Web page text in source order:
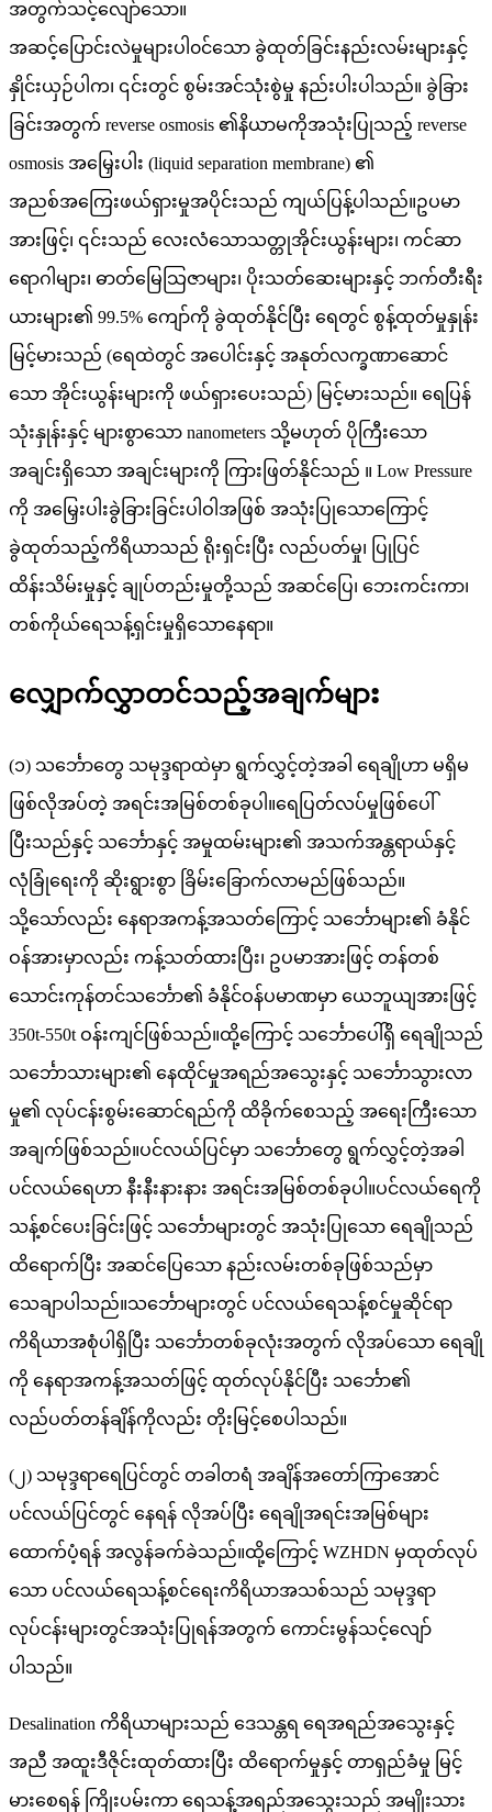
အတွက်သင့်လျော်သော။
အဆင့်ပြောင်းလဲမှုများပါ၀င်သော ခွဲထုတ်ခြင်းနည်းလမ်းများနှင့်
နှိုင်းယှဉ်ပါက၊ ၎င်းတွင် စွမ်းအင်သုံးစွဲမှု နည်းပါးပါသည်။ ခွဲခြား
ခြင်းအတွက် reverse osmosis ၏နိယာမကိုအသုံးပြုသည့် reverse
osmosis အမြှေးပါး (liquid separation membrane) ၏
အညစ်အကြေးဖယ်ရှားမှုအပိုင်းသည် ကျယ်ပြန့်ပါသည်။ဥပမာ
အားဖြင့်၊ ၎င်းသည် လေးလံသောသတ္တုအိုင်းယွန်းများ၊ ကင်ဆာ
ရောဂါများ၊ ဓာတ်မြေသြဇာများ၊ ပိုးသတ်ဆေးများနှင့် ဘက်တီးရီး
ယားများ၏ 99.5% ကျော်ကို ခွဲထုတ်နိုင်ပြီး ရေတွင် စွန့်ထုတ်မှုနှုန်း
မြင့်မားသည် (ရေထဲတွင် အပေါင်းနှင့် အနုတ်လက္ခဏာဆောင်
သော အိုင်းယွန်းများကို ဖယ်ရှားပေးသည်) မြင့်မားသည်။ ရေပြန်
သုံးနှုန်းနှင့် များစွာသော nanometers သို့မဟုတ် ပိုကြီးသော
အချင်းရှိသော အချင်းများကို ကြားဖြတ်နိုင်သည် ။ Low Pressure
ကို အမြှေးပါးခွဲခြားခြင်းပါဝါအဖြစ် အသုံးပြုသောကြောင့်
ခွဲထုတ်သည့်ကိရိယာသည် ရိုးရှင်းပြီး လည်ပတ်မှု၊ ပြုပြင်
ထိန်းသိမ်းမှုနှင့် ချုပ်တည်းမှုတို့သည် အဆင်ပြေ၊ ဘေးကင်းကာ၊
တစ်ကိုယ်ရေသန့်ရှင်းမှုရှိသောနေရာ။
လျှောက်လွှာတင်သည့်အချက်များ
(၁) သင်္ဘောတွေ သမုဒ္ဒရာထဲမှာ ရွက်လွှင့်တဲ့အခါ ရေချိုဟာ မရှိမ
ဖြစ်လိုအပ်တဲ့ အရင်းအမြစ်တစ်ခုပါ။ရေပြတ်လပ်မှုဖြစ်ပေါ်
ပြီးသည်နှင့် သင်္ဘောနှင့် အမှုထမ်းများ၏ အသက်အန္တရာယ်နှင့်
လုံခြုံရေးကို ဆိုးရွားစွာ ခြိမ်းခြောက်လာမည်ဖြစ်သည်။
သို့သော်လည်း နေရာအကန့်အသတ်ကြောင့် သင်္ဘောများ၏ ခံနိုင်
ဝန်အားမှာလည်း ကန့်သတ်ထားပြီး၊ ဥပမာအားဖြင့် တန်တစ်
သောင်းကုန်တင်သင်္ဘော၏ ခံနိုင်ဝန်ပမာဏမှာ ယေဘူယျအားဖြင့်
350t-550t ဝန်းကျင်ဖြစ်သည်။ထို့ကြောင့် သင်္ဘောပေါ်ရှိ ရေချိုသည်
သင်္ဘောသားများ၏ နေထိုင်မှုအရည်အသွေးနှင့် သင်္ဘောသွားလာ
မှု၏ လုပ်ငန်းစွမ်းဆောင်ရည်ကို ထိခိုက်စေသည့် အရေးကြီးသော
အချက်ဖြစ်သည်။ပင်လယ်ပြင်မှာ သင်္ဘောတွေ ရွက်လွှင့်တဲ့အခါ
ပင်လယ်ရေဟာ နီးနီးနားနား အရင်းအမြစ်တစ်ခုပါ။ပင်လယ်ရေကို
သန့်စင်ပေးခြင်းဖြင့် သင်္ဘောများတွင် အသုံးပြုသော ရေချိုသည်
ထိရောက်ပြီး အဆင်ပြေသော နည်းလမ်းတစ်ခုဖြစ်သည်မှာ
သေချာပါသည်။သင်္ဘောများတွင် ပင်လယ်ရေသန့်စင်မှုဆိုင်ရာ
ကိရိယာအစုံပါရှိပြီး သင်္ဘောတစ်ခုလုံးအတွက် လိုအပ်သော ရေချို
ကို နေရာအကန့်အသတ်ဖြင့် ထုတ်လုပ်နိုင်ပြီး သင်္ဘော၏
လည်ပတ်တန်ချိန်ကိုလည်း တိုးမြင့်စေပါသည်။
(၂) သမုဒ္ဒရာရေပြင်တွင် တခါတရံ အချိန်အတော်ကြာအောင်
ပင်လယ်ပြင်တွင် နေရန် လိုအပ်ပြီး ရေချိုအရင်းအမြစ်များ
ထောက်ပံ့ရန် အလွန်ခက်ခဲသည်။ထို့ကြောင့် WZHDN မှထုတ်လုပ်
သော ပင်လယ်ရေသန့်စင်ရေးကိရိယာအသစ်သည် သမုဒ္ဒရာ
လုပ်ငန်းများတွင်အသုံးပြုရန်အတွက် ကောင်းမွန်သင့်လျော်
ပါသည်။
Desalination ကိရိယာများသည် ဒေသန္တရ ရေအရည်အသွေးနှင့်
အညီ အထူးဒီဇိုင်းထုတ်ထားပြီး ထိရောက်မှုနှင့် တာရှည်ခံမှု မြင့်
မားစေရန် ကြိုးပမ်းကာ ရေသန့်အရည်အသွေးသည် အမျိုးသား